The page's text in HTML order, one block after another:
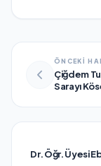
ÖNCEKİ
Çiğdem
Sarayı
Dr. Öğr. Üyesi